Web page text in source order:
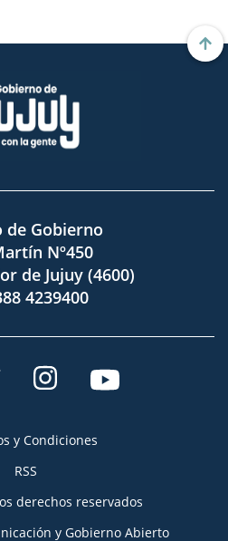
de Gobierno
Nº450
de Jujuy (4600)
4239400
y Condiciones
RSS
derechos reservados
y Gobierno Abierto